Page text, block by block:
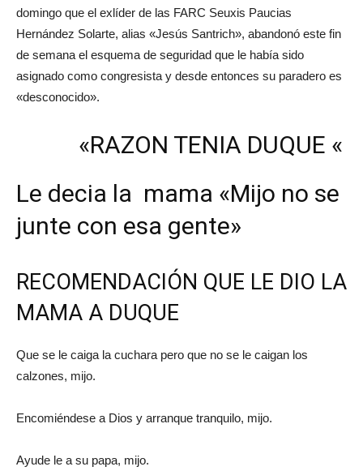
domingo que el exlíder de las FARC Seuxis Paucias
Hernández Solarte, alias «Jesús Santrich», abandonó este fin
de semana el esquema de seguridad que le había sido
asignado como congresista y desde entonces su paradero es
«desconocido».
«RAZON TENIA DUQUE «
Le decia la mama «Mijo no se
junte con esa gente»
RECOMENDACIÓN QUE LE DIO LA
MAMA A DUQUE
Que se le caiga la cuchara pero que no se le caigan los
calzones, mijo.
Encomiéndese a Dios y arranque tranquilo, mijo.
Ayude le a su papa, mijo.